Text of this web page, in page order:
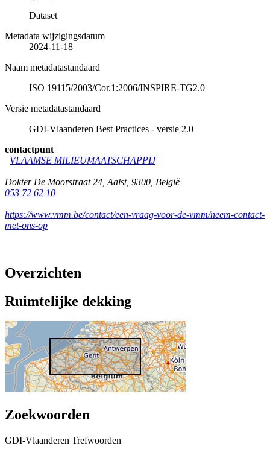
Dataset
Metadata wijzigingsdatum
2024-11-18
Naam metadatastandaard
ISO 19115/2003/Cor.1:2006/INSPIRE-TG2.0
Versie metadatastandaard
GDI-Vlaanderen Best Practices - versie 2.0
contactpunt
VLAAMSE MILIEUMAATSCHAPPIJ
Dokter De Moorstraat 24 Aalst, 9300 België
053 72 62 10
https://www.vmm.be/contact/een-vraag-voor-de-vmm/neem-contact-
met-ons-op
Overzichten
Ruimtelijke dekking
Zoekwoorden
GDI-Vlaanderen Trefwoorden